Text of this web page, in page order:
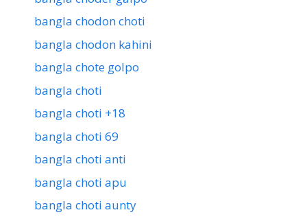
bangla chodon choti
bangla chodon kahini
bangla chote golpo
bangla choti
bangla choti +18
bangla choti 69
bangla choti anti
bangla choti apu
bangla choti aunty